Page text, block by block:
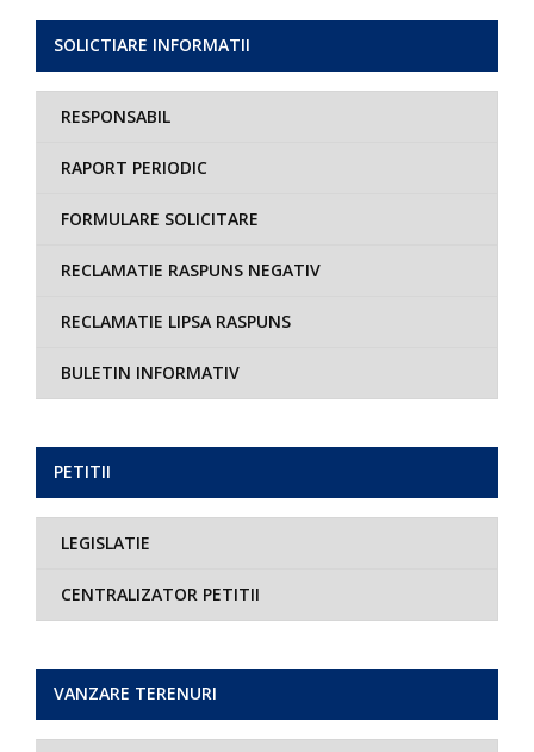
SOLICTIARE INFORMATII
RESPONSABIL
RAPORT PERIODIC
FORMULARE SOLICITARE
RECLAMATIE RASPUNS NEGATIV
RECLAMATIE LIPSA RASPUNS
BULETIN INFORMATIV
PETITII
LEGISLATIE
CENTRALIZATOR PETITII
VANZARE TERENURI